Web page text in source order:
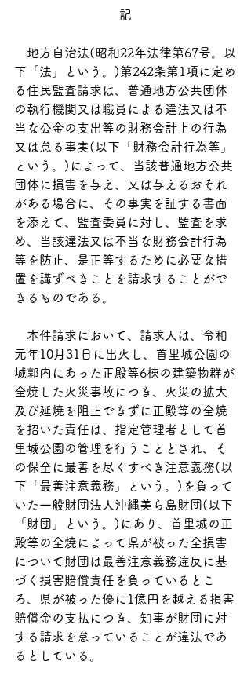
記
地方自治法(昭和22年法律第67号。以
下「法」という。)第242条第1項に定め
る住民監査請求は、普通地方公共団体
の執行機関又は職員による違法又は不
当な公金の支出等の財務会計上の行為
又は怠る事実(以下「財務会計行為等」
という。)によって、当該普通地方公共
団体に損害を与え、又は与えるおそれ
がある場合に、その事実を証する書面
を添えて、監査委員に対し、監査を求
め、当該違法又は不当な財務会計行為
等を防止、是正等するために必要な措
置を講ずべきことを請求することがで
きるものである。
本件請求において、請求人は、令和
元年10月31日に出火し、首里城公園の
城郭内にあった正殿等6棟の建築物群が
全焼した火災事故につき、火災の拡大
及び延焼を阻止できずに正殿等の全焼
を招いた責任は、指定管理者として首
里城公園の管理を行うこととされ、そ
の保全に最善を尽くすべき注意義務(以
下「最善注意義務」という。)を負って
いた一般財団法人沖縄美ら島財団(以下
「財団」という。)にあり、首里城の正
殿等の全焼によって県が被った全損害
について財団は最善注意義務違反に基
づく損害賠償責任を負っているとこ
ろ、県が被った優に1億円を越える損害
賠償金の支払につき、知事が財団に対
する請求を怠っていることが違法であ
るとしている。